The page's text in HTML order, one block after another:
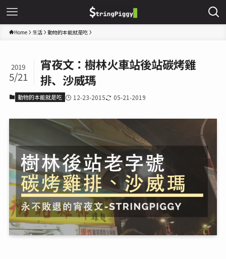
Home 生活 動物的本能就是吃
宵夜文：樹林火車站後站碳烤雞
排、沙威瑪
2019
5/21
動物的本能就是吃 12-23-2015 05-21-2019